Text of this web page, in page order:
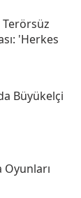
'herkes
Büyükelçi